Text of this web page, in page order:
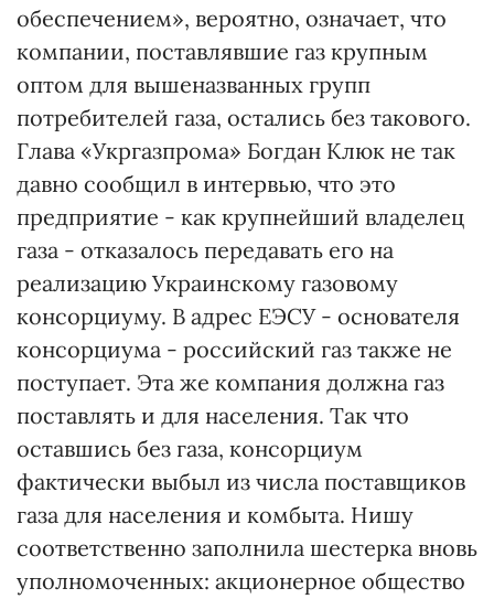
обеспечением», вероятно, означает, что
компании, поставлявшие газ крупным
оптом для вышеназванных групп
потребителей газа, остались без такового.
Глава «Укргазпрома» Богдан Клюк не так
давно сообщил в интервью, что это
предприятие - как крупнейший владелец
газа - отказалось передавать его на
реализацию Украинскому газовому
консорциуму. В адрес ЕЭСУ - основателя
консорциума - российский газ также не
поступает. Эта же компания должна газ
поставлять и для населения. Так что
оставшись без газа, консорциум
фактически выбыл из числа поставщиков
газа для населения и комбыта. Нишу
соответственно заполнила шестерка вновь
уполномоченных: акционерное общество